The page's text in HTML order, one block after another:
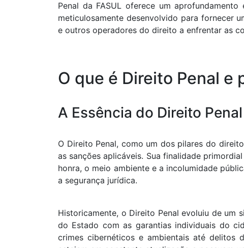
Penal da FASUL oferece um
meticulosamente desenvolvido para fornecer
e outros operadores do direito a enfrentar as
O que é Direito Penal e
A Essência do Direito
O Direito Penal, como um dos pilares do
as sanções aplicáveis. Sua finalidade
honra, o meio ambiente e a incolumidade
a segurança jurídica.
Historicamente, o Direito Penal evoluiu de um
do Estado com as garantias individuais do
crimes cibernéticos e ambientais até